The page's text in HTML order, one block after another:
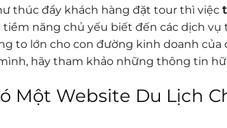
thúc đẩy khách hàng đặt tour thì việc
năng chủ yếu biết đến các dịch
to lớn cho con đường kinh doanh
hãy tham khảo những thông tin
Một Website Du Lịch